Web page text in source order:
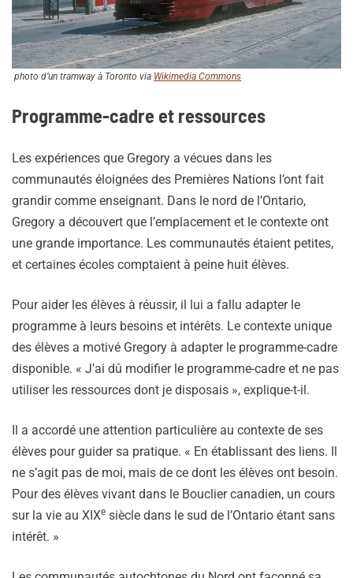
photo d’un tramway à Toronto via Wikimedia Commons
Programme-cadre et ressources
Les expériences que Gregory a vécues dans les
communautés éloignées des Premières Nations l’ont fait
grandir comme enseignant. Dans le nord de l’Ontario,
Gregory a découvert que l’emplacement et le contexte ont
une grande importance. Les communautés étaient petites,
et certaines écoles comptaient à peine huit élèves.
Pour aider les élèves à réussir, il lui a fallu adapter le
programme à leurs besoins et intérêts. Le contexte unique
des élèves a motivé Gregory à adapter le programme-cadre
disponible. « J’ai dû modifier le programme-cadre et ne pas
utiliser les ressources dont je disposais », explique-t-il.
Il a accordé une attention particulière au contexte de ses
élèves pour guider sa pratique. « En établissant des liens. Il
ne s’agit pas de moi, mais de ce dont les élèves ont besoin.
Pour des élèves vivant dans le Bouclier canadien, un cours
sur la vie au XIXe siècle dans le sud de l’Ontario étant sans
intérêt. »